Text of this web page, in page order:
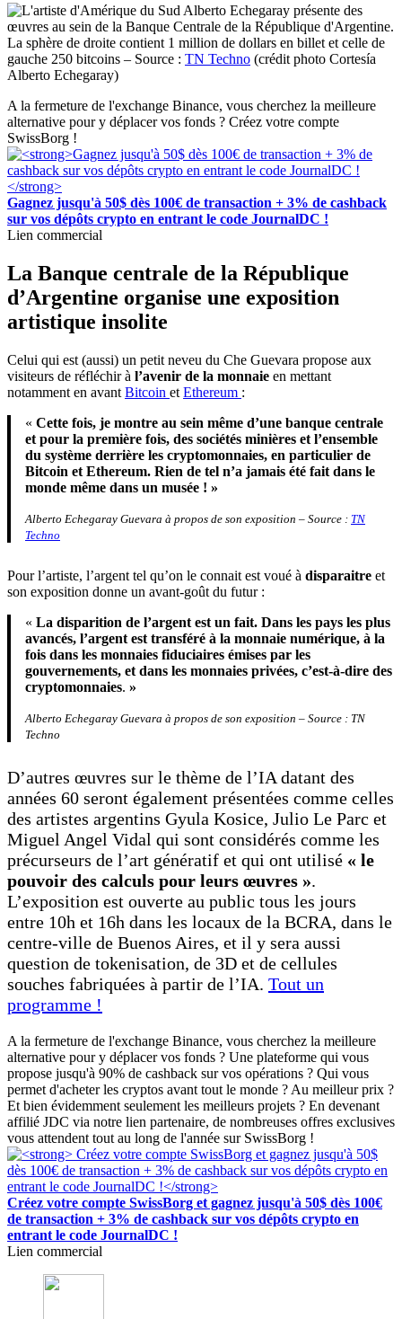
La sphère de droite contient 1 million de dollars en billet et celle de
gauche 250 bitcoins – Source : TN Techno (crédit photo Cortesía
Alberto Echegaray)
A la fermeture de l'exchange Binance, vous cherchez la meilleure
alternative pour y déplacer vos fonds ? Créez votre compte
SwissBorg !
Gagnez jusqu'à 50$ dès 100€ de transaction + 3% de cashback
sur vos dépôts crypto en entrant le code JournalDC !
Lien commercial
La Banque centrale de la République
d’Argentine organise une exposition
artistique insolite
Celui qui est (aussi) un petit neveu du Che Guevara propose aux
visiteurs de réfléchir à l’avenir de la monnaie en mettant
notamment en avant Bitcoin et Ethereum :
« Cette fois, je montre au sein même d’une banque centrale
et pour la première fois, des sociétés minières et l’ensemble
du système derrière les cryptomonnaies, en particulier de
Bitcoin et Ethereum. Rien de tel n’a jamais été fait dans le
monde même dans un musée ! »
Alberto Echegaray Guevara à propos de son exposition – Source : TN
Techno
Pour l’artiste, l’argent tel qu’on le connait est voué à disparaitre et
son exposition donne un avant-goût du futur :
« La disparition de l’argent est un fait. Dans les pays les plus
avancés, l’argent est transféré à la monnaie numérique, à la
fois dans les monnaies fiduciaires émises par les
gouvernements, et dans les monnaies privées, c’est-à-dire des
cryptomonnaies. »
Alberto Echegaray Guevara à propos de son exposition – Source : TN
Techno
D’autres œuvres sur le thème de l’IA datant des
années 60 seront également présentées comme celles
des artistes argentins Gyula Kosice, Julio Le Parc et
Miguel Angel Vidal qui sont considérés comme les
précurseurs de l’art génératif et qui ont utilisé « le
pouvoir des calculs pour leurs œuvres ».
L’exposition est ouverte au public tous les jours
entre 10h et 16h dans les locaux de la BCRA, dans le
centre-ville de Buenos Aires, et il y sera aussi
question de tokenisation, de 3D et de cellules
souches fabriquées à partir de l’IA. Tout un
programme !
A la fermeture de l'exchange Binance, vous cherchez la meilleure
alternative pour y déplacer vos fonds ? Une plateforme qui vous
propose jusqu'à 90% de cashback sur vos opérations ? Qui vous
permet d'acheter les cryptos avant tout le monde ? Au meilleur prix ?
Et bien évidemment seulement les meilleurs projets ? En devenant
affilié JDC via notre lien partenaire, de nombreuses offres exclusives
vous attendent tout au long de l'année sur SwissBorg !
Créez votre compte SwissBorg et gagnez jusqu'à 50$ dès 100€
de transaction + 3% de cashback sur vos dépôts crypto en
entrant le code JournalDC !
Lien commercial